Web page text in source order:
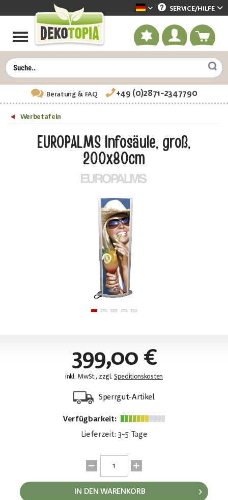
Dekotopia deutsch
SERVICE/HILFE
Beratung& FAQ +49 (0)2871-2347790
Werbetafeln
EUROPALMS Infosäule, groß,
200x80cm
399,00 €
inkl. MwSt., zzgl.Speditionskosten
Sperrgut-Artikel
Verfügbarkeit:
Lieferzeit: 3-5 Tage
IN DEN WARENKORB